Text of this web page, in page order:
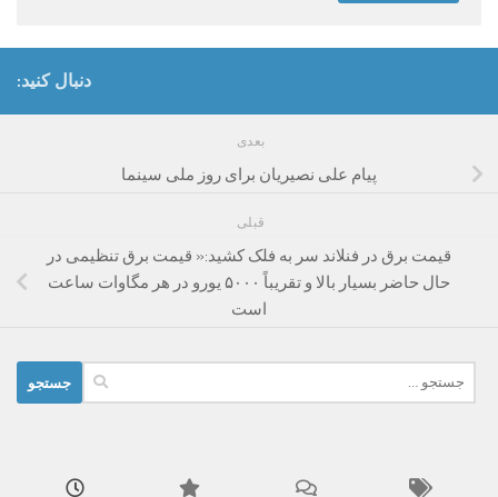
دنبال کنید:
بعدی
پیام علی نصیریان برای روز ملی سینما
قبلی
قیمت برق در فنلاند سر به فلک کشید:« قیمت برق تنظیمی در
حال حاضر بسیار بالا و تقریباً ۵۰۰۰ یورو در هر مگاوات ساعت
است
برای: